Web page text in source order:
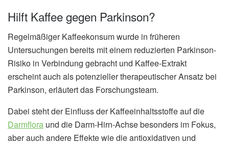
Hilft Kaffee gegen Parkinson?
Regelmäßiger Kaffeekonsum wurde in früheren
Untersuchungen bereits mit einem reduzierten Parkinson-
Risiko in Verbindung gebracht und Kaffee-Extrakt
erscheint auch als potenzieller therapeutischer Ansatz bei
Parkinson, erläutert das Forschungsteam.
Dabei steht der Einfluss der Kaffeeinhaltsstoffe auf die
Darmflora und die Darm-Hirn-Achse besonders im Fokus,
aber auch andere Effekte wie die antioxidativen und